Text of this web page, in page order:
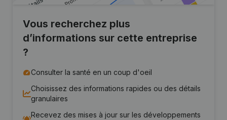
Vous recherchez plus
d’informations sur cette entreprise
?
Consulter la santé en un coup d'oeil
Choisissez des informations rapides ou des détails
granulaires
Recevez des mises à jour sur les développements